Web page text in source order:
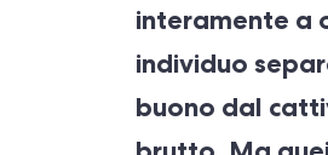
interamente a
individuo
buono dal